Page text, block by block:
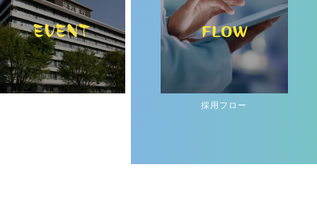
採用フロー